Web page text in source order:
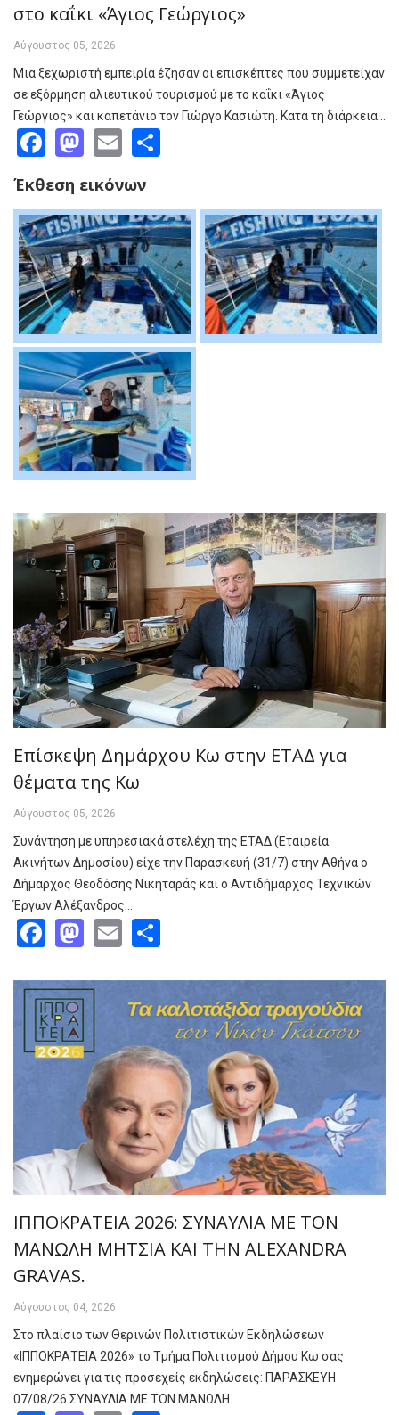
στο καΐκι «Άγιος Γεώργιος»
Αύγουστος 05, 2026
Μια ξεχωριστή εμπειρία έζησαν οι επισκέπτες που συμμετείχαν
σε εξόρμηση αλιευτικού τουρισμού με το καΐκι «Άγιος
Γεώργιος» και καπετάνιο τον Γιώργο Κασιώτη. Κατά τη διάρκεια…
Facebook
Mastodon
Email
Έκθεση εικόνων
Επίσκεψη Δημάρχου Κω στην ΕΤΑΔ για
θέματα της Κω
Αύγουστος 05, 2026
Συνάντηση με υπηρεσιακά στελέχη της ΕΤΑΔ (Εταιρεία
Ακινήτων Δημοσίου) είχε την Παρασκευή (31/7) στην Αθήνα ο
Δήμαρχος Θεοδόσης Νικηταράς και ο Αντιδήμαρχος Τεχνικών
Έργων Αλέξανδρος…
Facebook
Mastodon
Email
ΙΠΠΟΚΡΑΤΕΙΑ 2026: ΣΥΝΑΥΛΙΑ ΜΕ ΤΟΝ
ΜΑΝΩΛΗ ΜΗΤΣΙΑ ΚΑΙ ΤΗΝ ALEXANDRA
GRAVAS.
Αύγουστος 04, 2026
Στο πλαίσιο των Θερινών Πολιτιστικών Εκδηλώσεων
«ΙΠΠΟΚΡΑΤΕΙΑ 2026» το Τμήμα Πολιτισμού Δήμου Κω σας
ενημερώνει για τις προσεχείς εκδηλώσεις: ΠΑΡΑΣΚΕΥΗ
07/08/26 ΣΥΝΑΥΛΙΑ ΜΕ ΤΟΝ ΜΑΝΩΛΗ…